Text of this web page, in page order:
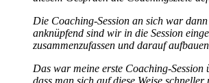
Die Coaching-Session an sich war
anknüpfend sind wir in die Session
zusammenzufassen und darauf
Das war meine erste Coaching-
dass man sich auf diese Weise